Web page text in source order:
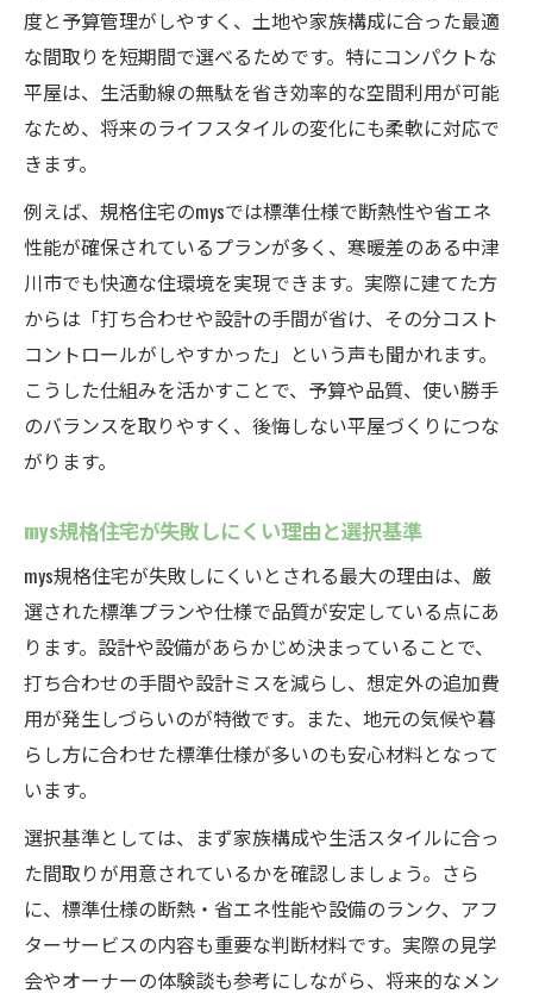
度と予算管理がしやすく、土地や家族構成に合った最適
な間取りを短期間で選べるためです。特にコンパクトな
平屋は、生活動線の無駄を省き効率的な空間利用が可能
なため、将来のライフスタイルの変化にも柔軟に対応で
きます。
例えば、規格住宅のmysでは標準仕様で断熱性や省エネ
性能が確保されているプランが多く、寒暖差のある中津
川市でも快適な住環境を実現できます。実際に建てた方
からは「打ち合わせや設計の手間が省け、その分コスト
コントロールがしやすかった」という声も聞かれます。
こうした仕組みを活かすことで、予算や品質、使い勝手
のバランスを取りやすく、後悔しない平屋づくりにつな
がります。
mys規格住宅が失敗しにくい理由と選択基準
mys規格住宅が失敗しにくいとされる最大の理由は、厳
選された標準プランや仕様で品質が安定している点にあ
ります。設計や設備があらかじめ決まっていることで、
打ち合わせの手間や設計ミスを減らし、想定外の追加費
用が発生しづらいのが特徴です。また、地元の気候や暮
らし方に合わせた標準仕様が多いのも安心材料となって
います。
選択基準としては、まず家族構成や生活スタイルに合っ
た間取りが用意されているかを確認しましょう。さら
に、標準仕様の断熱・省エネ性能や設備のランク、アフ
ターサービスの内容も重要な判断材料です。実際の見学
会やオーナーの体験談も参考にしながら、将来的なメン